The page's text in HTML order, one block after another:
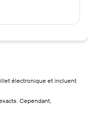
électronique et incluent
Cependant,